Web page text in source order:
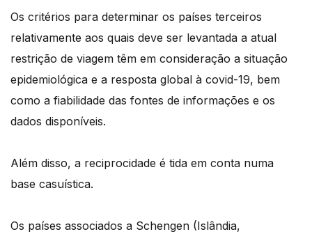
Os critérios para determinar os países terceiros
relativamente aos quais deve ser levantada a atual
restrição de viagem têm em consideração a situação
epidemiológica e a resposta global à covid-19, bem
como a fiabilidade das fontes de informações e os
dados disponíveis.
Além disso, a reciprocidade é tida em conta numa
base casuística.
Os países associados a Schengen (Islândia,